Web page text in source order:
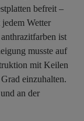
befreit –
Wetter
ist
musste auf
mit Keilen
einzuhalten.
an der